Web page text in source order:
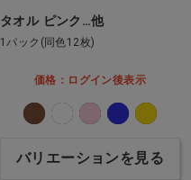
タオル ピンク…他
1パック(同色12枚)
価格：ログイン後表示
バリエーションを見る